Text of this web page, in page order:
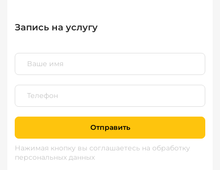
Запись на услугу
Отправить
Нажимая кнопку вы соглашаетесь на обработку
персональных данных